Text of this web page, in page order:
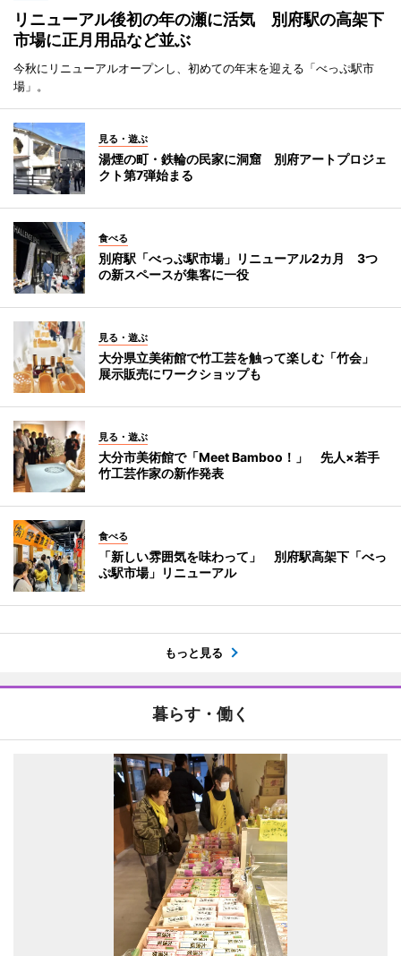
リニューアル後初の年の瀬に活気 別府駅の高架下
市場に正月用品など並ぶ
今秋にリニューアルオープンし、初めての年末を迎える「べっぷ駅市
場」。
見る・遊ぶ
湯煙の町・鉄輪の民家に洞窟 別府アートプロジェ
クト第7弾始まる
食べる
別府駅「べっぷ駅市場」リニューアル2カ月 3つ
の新スペースが集客に一役
見る・遊ぶ
大分県立美術館で竹工芸を触って楽しむ「竹会」
展示販売にワークショップも
見る・遊ぶ
大分市美術館で「Meet Bamboo！」 先人×若手
竹工芸作家の新作発表
食べる
「新しい雰囲気を味わって」 別府駅高架下「べっ
ぷ駅市場」リニューアル
もっと見る
暮らす・働く